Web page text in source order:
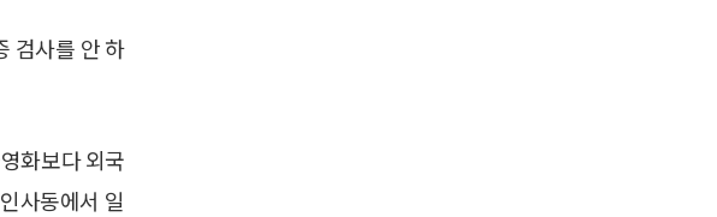
검사를 안 하
화보다 외국
사동에서 일